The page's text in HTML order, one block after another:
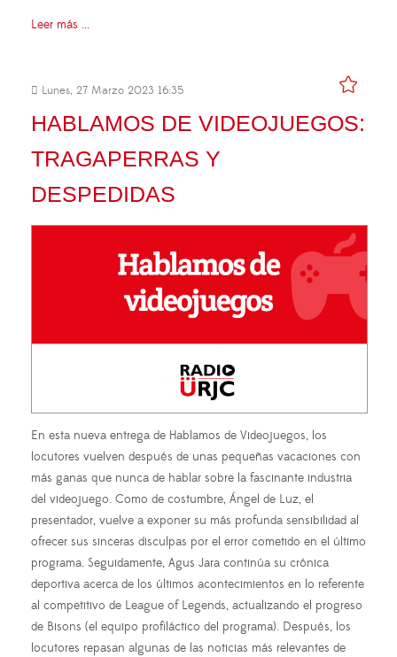
Leer más ...
Lunes, 27 Marzo 2023 16:35
HABLAMOS DE VIDEOJUEGOS:
TRAGAPERRAS Y
DESPEDIDAS
En esta nueva entrega de Hablamos de Videojuegos, los
locutores vuelven después de unas pequeñas vacaciones con
más ganas que nunca de hablar sobre la fascinante industria
del videojuego. Como de costumbre, Ángel de Luz, el
presentador, vuelve a exponer su más profunda sensibilidad al
ofrecer sus sinceras disculpas por el error cometido en el último
programa. Seguidamente, Agus Jara continúa su crónica
deportiva acerca de los últimos acontecimientos en lo referente
al competitivo de League of Legends, actualizando el progreso
de Bisons (el equipo profiláctico del programa). Después, los
locutores repasan algunas de las noticias más relevantes de